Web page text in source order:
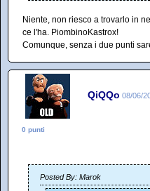
Niente, non riesco a trovarlo in
ce l'ha. PiombinoKastrox!
Comunque, senza i due punti
QiQQo 08/06/
0 punti
Posted By: Marok